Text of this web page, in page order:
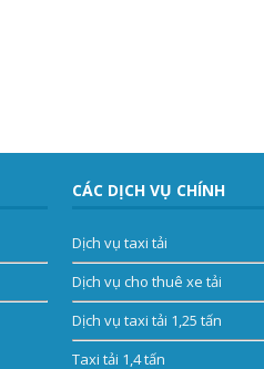
CÁC DỊCH VỤ CHÍNH
Dịch vụ taxi tải
Dịch vụ cho thuê xe tải
Dịch vụ taxi tải 1,25 tấn
Taxi tải 1,4 tấn